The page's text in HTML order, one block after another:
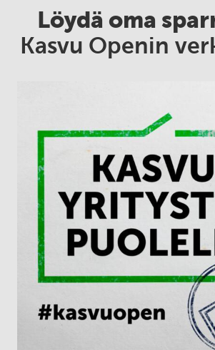
Löydä oma
Kasvu Openin